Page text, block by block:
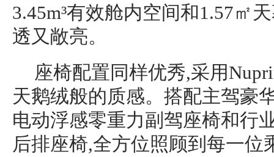
3.45m³有效舱内空间和1.57㎡
透又敞亮。
座椅配置同样优秀,采用
天鹅绒般的质感。搭配主驾豪
电动浮感零重力副驾座椅和行
后排座椅,全方位照顾到每一位